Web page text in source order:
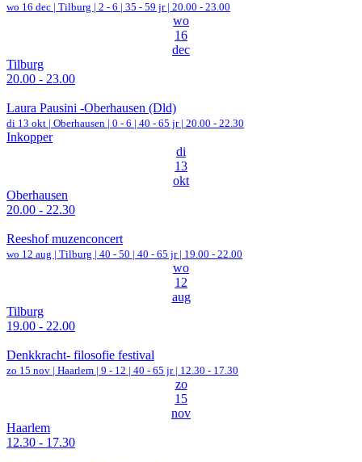
wo 16 dec | Tilburg | 2 - 6 | 35 - 59 jr | 20.00 - 23.00
wo
16
dec
Tilburg
20.00 - 23.00
Laura Pausini -Oberhausen (Dld)
di 13 okt | Oberhausen | 0 - 6 | 40 - 65 jr | 20.00 - 22.30
Inkopper
di
13
okt
Oberhausen
20.00 - 22.30
Reeshof muzenconcert
wo 12 aug | Tilburg | 40 - 50 | 40 - 65 jr | 19.00 - 22.00
wo
12
aug
Tilburg
19.00 - 22.00
Denkkracht- filosofie festival
zo 15 nov | Haarlem | 9 - 12 | 40 - 65 jr | 12.30 - 17.30
zo
15
nov
Haarlem
12.30 - 17.30